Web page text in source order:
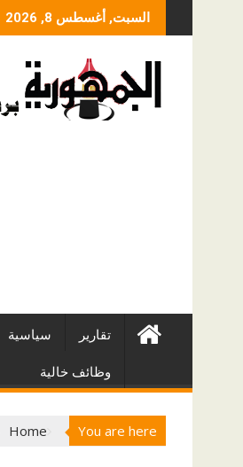
to
السبت, أغسطس 8, 2026
تقارير سياسية
وظائف خالية
You are here
Home